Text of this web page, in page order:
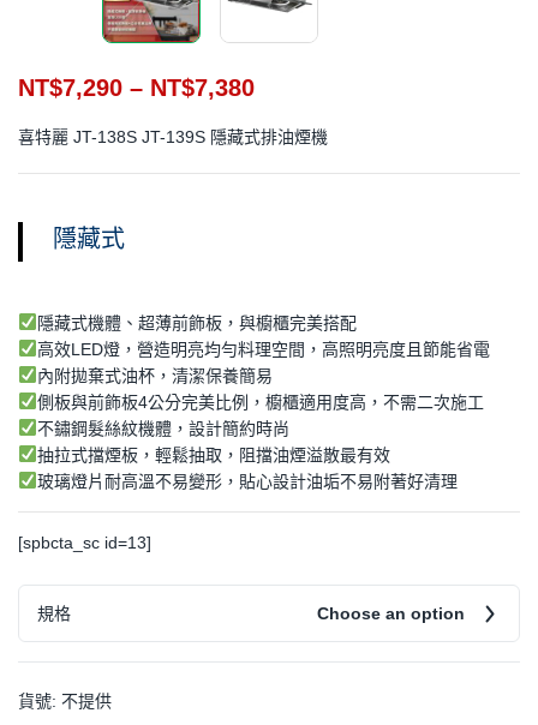
NT$7,290 – NT$7,380
喜特麗 JT-138S JT-139S 隱藏式排油煙機
隱藏式
隱藏式機體、超薄前飾板，與櫥櫃完美搭配
高效LED燈，營造明亮均勻料理空間，高照明亮度且節能省電
內附拋棄式油杯，清潔保養簡易
側板與前飾板4公分完美比例，櫥櫃適用度高，不需二次施工
不鏽鋼髮絲紋機體，設計簡約時尚
抽拉式擋煙板，輕鬆抽取，阻擋油煙溢散最有效
玻璃燈片耐高溫不易變形，貼心設計油垢不易附著好清理
[spbcta_sc id=13]
規格 Choose an option
貨號: 不提供